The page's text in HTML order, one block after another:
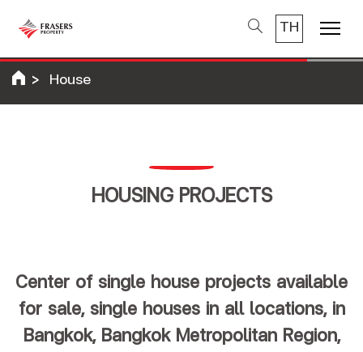
TH
Menu
House
HOUSING PROJECTS
Center of single house projects available
for sale, single houses in all locations, in
Bangkok, Bangkok Metropolitan Region,